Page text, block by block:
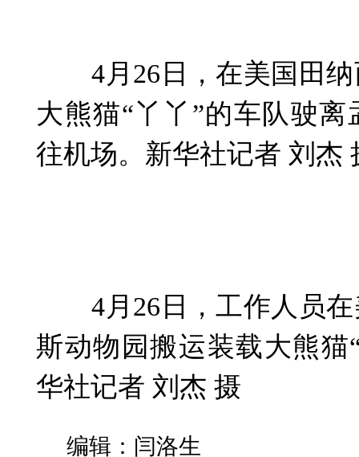
4月26日，在美国田纳
大熊猫“丫丫”的车队驶
往机场。新华社记者 刘杰
4月26日，工作人员在
斯动物园搬运装载大熊猫
华社记者 刘杰 摄
编辑：闫洛生